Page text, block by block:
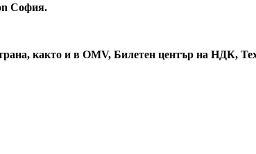
София.
както и в OMV, Билетен център на НДК,